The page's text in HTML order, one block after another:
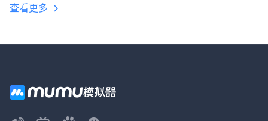
查看更多